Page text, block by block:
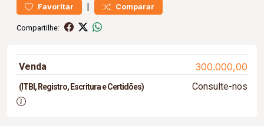
Favoritar | Comparar
Compartilhe:
Venda 300.000,00
(ITBI, Registro, Escritura e Certidões) Consulte-nos